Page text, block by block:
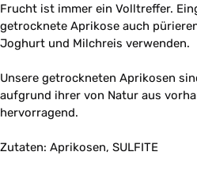
Frucht ist immer ein Volltreffer.
getrocknete Aprikose auch
Joghurt und Milchreis verwenden.
Unsere getrockneten Aprikosen
aufgrund ihrer von Natur aus
hervorragend.
Zutaten: Aprikosen, SULFITE